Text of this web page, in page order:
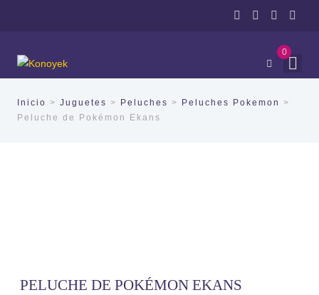
0
Inicio > Juguetes > Peluches > Peluches Pokemon >
Peluche de Pokémon Ekans
PELUCHE DE POKÉMON EKANS